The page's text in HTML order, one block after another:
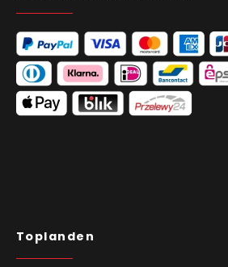
Toplanden